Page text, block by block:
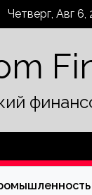
Четверг, Авг 6,